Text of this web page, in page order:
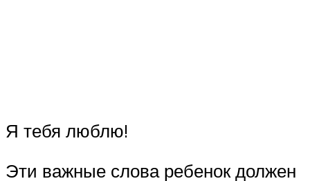
Я тебя люблю!
Эти важные слова ребенок должен